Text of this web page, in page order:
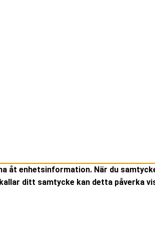
enhetsinformation. När du
ditt samtycke kan detta påverka